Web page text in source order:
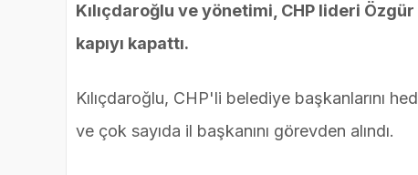
Kılıçdaroğlu ve yönetimi, CHP lideri
kapıyı kapattı.
Kılıçdaroğlu, CHP'li belediye başkanlarını
ve çok sayıda il başkanını görevden alındı.